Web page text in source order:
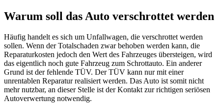
Warum soll das Auto verschrottet werden
Häufig handelt es sich um Unfallwagen, die verschrottet werden
sollen. Wenn der Totalschaden zwar behoben werden kann, die
Reparaturkosten jedoch den Wert des Fahrzeuges übersteigen, wird
das eigentlich noch gute Fahrzeug zum Schrottauto. Ein anderer
Grund ist der fehlende TÜV. Der TÜV kann nur mit einer
unrentablen Reparatur realisiert werden. Das Auto ist somit nicht
mehr nutzbar, an dieser Stelle ist der Kontakt zur richtigen seriösen
Autoverwertung notwendig.